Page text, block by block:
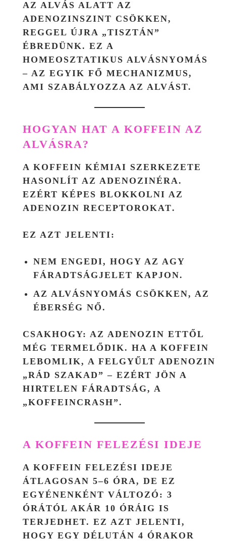
AZ ALVÁS ALATT AZ
ADENOZINSZINT CSÖKKEN,
REGGEL ÚJRA „TISZTÁN”
ÉBREDÜNK. EZ A
HOMEOSZTATIKUS ALVÁSNYOMÁS
– AZ EGYIK FŐ MECHANIZMUS,
AMI SZABÁLYOZZA AZ ALVÁST.
HOGYAN HAT A KOFFEIN AZ
ALVÁSRA?
A KOFFEIN KÉMIAI SZERKEZETE
HASONLÍT AZ ADENOZINÉRA.
EZÉRT KÉPES BLOKKOLNI AZ
ADENOZIN RECEPTOROKAT.
EZ AZT JELENTI:
NEM ENGEDI, HOGY AZ AGY
FÁRADTSÁGJELET KAPJON.
AZ ALVÁSNYOMÁS CSÖKKEN, AZ
ÉBERSÉG NŐ.
CSAKHOGY: AZ ADENOZIN ETTŐL
MÉG TERMELŐDIK. HA A KOFFEIN
LEBOMLIK, A FELGYŰLT ADENOZIN
„RÁD SZAKAD” – EZÉRT JÖN A
HIRTELEN FÁRADTSÁG, A
„KOFFEINCRASH”.
A KOFFEIN FELEZÉSI IDEJE
A KOFFEIN FELEZÉSI IDEJE
ÁTLAGOSAN 5–6 ÓRA, DE EZ
EGYÉNENKÉNT VÁLTOZÓ: 3
ÓRÁTÓL AKÁR 10 ÓRÁIG IS
TERJEDHET. EZ AZT JELENTI,
HOGY EGY DÉLUTÁN 4 ÓRAKOR